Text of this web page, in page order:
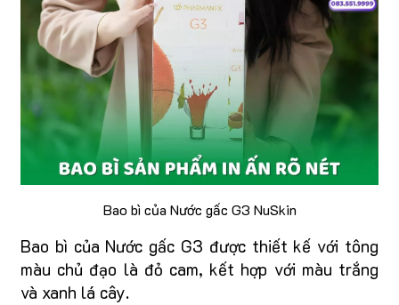
Bao bì của Nước gấc G3 NuSkin
Bao bì của Nước gấc G3 được thiết kế với tông
màu chủ đạo là đỏ cam, kết hợp với màu trắng
và xanh lá cây.